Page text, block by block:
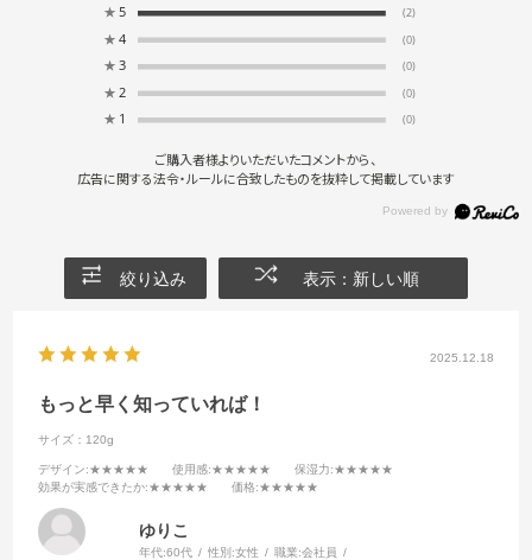
★ 5 (2)
★ 4 (0)
★ 3 (0)
★ 2 (0)
★ 1 (0)
ご購入者様よりいただいたコメントから、
広告に関する法令・ルールに合致したものを抜粋して掲載しています
絞り込み 表示：新しい順
2025.12.18
もっと早く知っていれば！
サイズ：120g
デザイン:★★★★★ 使用感:★★★★★ 保湿力:★★★★★
効果が実感できたか:★★★★★ 価格:★★★★★
ゆりこ
年代:60代 性別:女性 職業:会社員